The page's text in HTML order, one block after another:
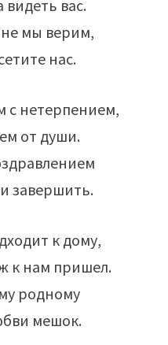
вас.
мы верим,
нас.
с нетерпением,
от души.
завершить.
к дому,
к нам пришел.
родному
мешок.